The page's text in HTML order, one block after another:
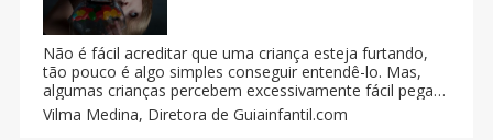
Não é fácil acreditar que uma criança esteja furtando,
tão pouco é algo simples conseguir entendê-lo. Mas,
algumas crianças percebem excessivamente fácil pegar
pequenos objetos e guardá-los sem que ninguém o
veja. Mas, os pais antes de se alarmarem e tachar o
Vilma Medina, Diretora de Guiainfantil.com